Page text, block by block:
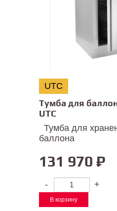
UTC
Тумба для
UTC
Тумба для
баллона
131 970 ₽
- +
В корзину